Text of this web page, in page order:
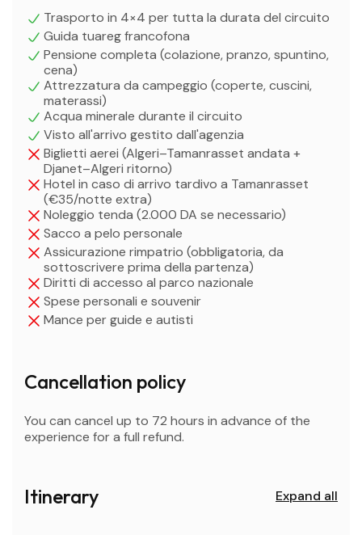
Trasporto in 4×4 per tutta la durata del circuito
Guida tuareg francofona
Pensione completa (colazione, pranzo, spuntino,
cena)
Attrezzatura da campeggio (coperte, cuscini,
materassi)
Acqua minerale durante il circuito
Visto all'arrivo gestito dall'agenzia
Biglietti aerei (Algeri–Tamanrasset andata +
Djanet–Algeri ritorno)
Hotel in caso di arrivo tardivo a Tamanrasset
(€35/notte extra)
Noleggio tenda (2.000 DA se necessario)
Sacco a pelo personale
Assicurazione rimpatrio (obbligatoria, da
sottoscrivere prima della partenza)
Diritti di accesso al parco nazionale
Spese personali e souvenir
Mance per guide e autisti
Cancellation policy
You can cancel up to 72 hours in advance of the
experience for a full refund.
Itinerary Expand all